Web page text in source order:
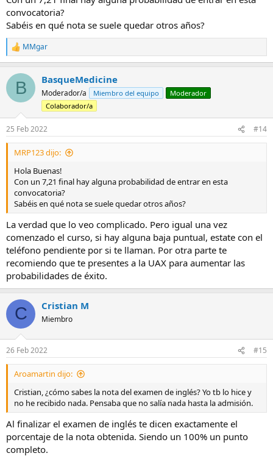
convocatoria?
Sabéis en qué nota se suele quedar otros años?
R
e
c
i
n
e
s
MMgar
B BasqueMedicine
Moderador/a Miembro del equipo
Moderador
Colaborador/a
25 Feb 2022 #14
MRP123 dijo:
Hola Buenas!
Con un 7,21 final hay alguna probabilidad de entrar en esta
convocatoria?
Sabéis en qué nota se suele quedar otros años?
La verdad que lo veo complicado. Pero igual una vez
comenzado el curso, si hay alguna baja puntual, estate con el
teléfono pendiente por si te llaman. Por otra parte te
recomiendo que te presentes a la UAX para aumentar las
probabilidades de éxito.
C Cristian M
Miembro
26 Feb 2022 #15
Aroamartin dijo:
Cristian, ¿cómo sabes la nota del examen de inglés? Yo tb lo hice y
no he recibido nada. Pensaba que no salía nada hasta la admisión.
Al finalizar el examen de inglés te dicen exactamente el
porcentaje de la nota obtenida. Siendo un 100% un punto
completo.